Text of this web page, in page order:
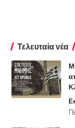
Τελευταία νέα